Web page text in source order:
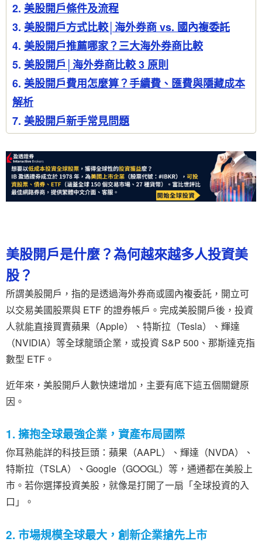
美股開戶條件及流程
美股開戶方式比較│海外券商 vs. 國內複委託
美股開戶推薦哪家？三大海外券商比較
美股開戶│海外券商比較 3 原則​
美股開戶費用怎麼算？手續費、匯費與隱藏成本
解析​
美股開戶新手常見問題
美股開戶是什麼？為何越來越多人投資美
股？
所謂美股開戶，指的是透過海外券商或國內複委託，開立可
以交易美國股票與 ETF 的證券帳戶。完成美股開戶後，投資
人就能直接買賣蘋果（Apple）、特斯拉（Tesla）、輝達
（NVIDIA）等全球龍頭企業，或投資 S&P 500、那斯達克指
數型 ETF。
近年來，美股開戶人數快速增加，主要有底下這五個關鍵原
因。
1. 擁抱全球最強企業，資產布局國際
你耳熟能詳的科技巨頭：蘋果（AAPL）、輝達（NVDA）、
特斯拉（TSLA）、Google（GOOGL）等，通通都在美股上
市。若你選擇投資美股，就像是打開了一扇「全球投資的入
口」。
2. 市場規模全球最大，創新企業搶先上市